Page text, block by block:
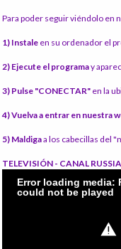
Para poder seguir viéndolo en
1) Instale en su ordenador el
2) Ejecute el programay
3) Pulse "CONECTAR" en la
4) Vuelva a entrar en nuestra
5) Maldigaa los cabecillas del
TELEVISIÓN - CANAL